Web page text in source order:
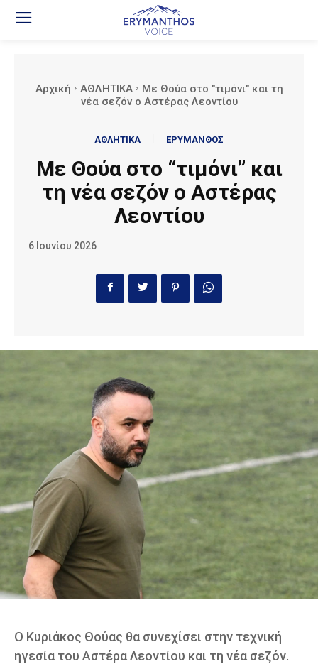
Αρχική ΑΘΛΗΤΙΚΑ
Με Θούα στο "τιμόνι" και τη
νέα σεζόν ο Αστέρας Λεοντίου
ΑΘΛΗΤΙΚΑ ΕΡΥΜΑΝΘΟΣ
Με Θούα στο “τιμόνι” και
τη νέα σεζόν ο Αστέρας
Λεοντίου
6 Ιουνίου 2026
Ο Κυριάκος Θούας θα συνεχίσει στην τεχνική
ηγεσία του Αστέρα Λεοντίου και τη νέα σεζόν.